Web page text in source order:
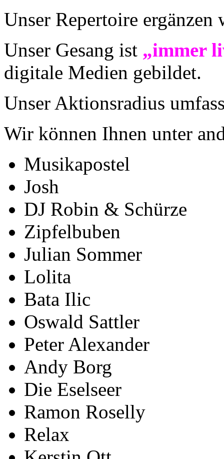
Unser Repertoire
Unser Gesang ist „immer
digitale Medien gebildet.
Unser Aktionsradius
Wir können Ihnen unter
Musikapostel
Josh
DJ Robin & Schürze
Zipfelbuben
Julian Sommer
Lolita
Bata Ilic
Oswald Sattler
Peter Alexander
Andy Borg
Die Eselseer
Ramon Roselly
Relax